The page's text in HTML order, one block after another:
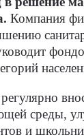
Компания
среды,
и